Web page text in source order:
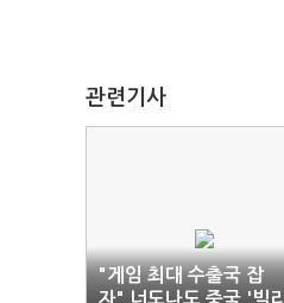
관련기사
"게임 최대 수출국 잡
자" 너도나도 중국 '빌리